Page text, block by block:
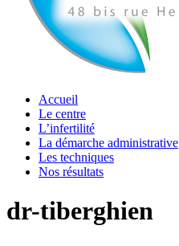
Accueil
Le centre
L’infertilité
La démarche administrative
Les techniques
Nos résultats
dr-tiberghien